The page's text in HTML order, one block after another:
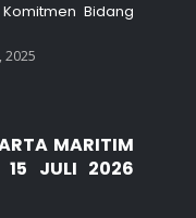
Bidang
2025
MARITIM
15 JULI 2026